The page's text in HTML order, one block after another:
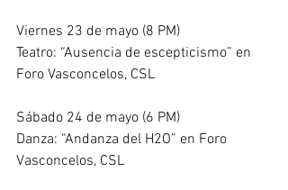
Viernes 23 de mayo (8 PM)
Teatro: “Ausencia de escepticismo” en
Foro Vasconcelos, CSL
Sábado 24 de mayo (6 PM)
Danza: “Andanza del H2O” en Foro
Vasconcelos, CSL